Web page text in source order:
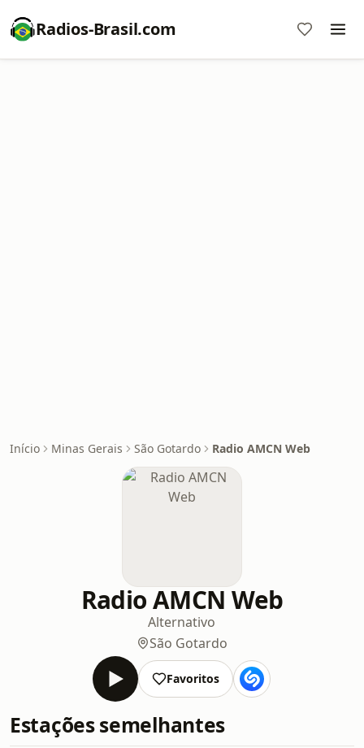
Radios-Brasil.com
Início Minas Gerais São Gotardo Radio AMCN Web
Radio AMCN Web
Alternativo
São Gotardo
Favoritos
Estações semelhantes